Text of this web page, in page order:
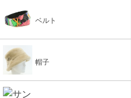
ベルト
帽子